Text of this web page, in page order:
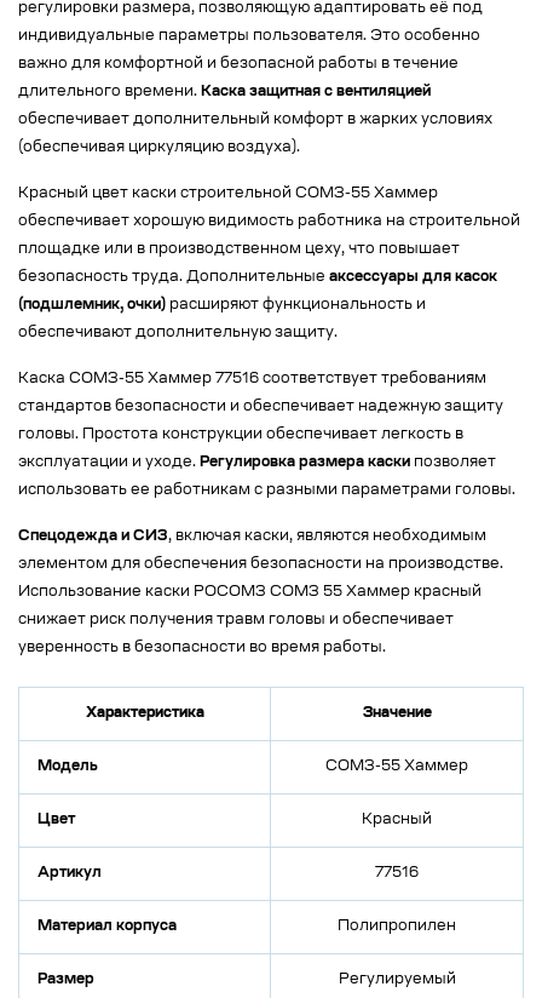
регулировки размера, позволяющую адаптировать её под
индивидуальные параметры пользователя. Это особенно
важно для комфортной и безопасной работы в течение
длительного времени. Каска защитная с вентиляцией
обеспечивает дополнительный комфорт в жарких условиях
(обеспечивая циркуляцию воздуха).
Красный цвет каски строительной СОМЗ-55 Хаммер
обеспечивает хорошую видимость работника на строительной
площадке или в производственном цеху, что повышает
безопасность труда. Дополнительные аксессуары для касок
(подшлемник, очки) расширяют функциональность и
обеспечивают дополнительную защиту.
Каска СОМЗ-55 Хаммер 77516 соответствует требованиям
стандартов безопасности и обеспечивает надежную защиту
головы. Простота конструкции обеспечивает легкость в
эксплуатации и уходе. Регулировка размера каски позволяет
использовать ее работникам с разными параметрами головы.
Спецодежда и СИЗ, включая каски, являются необходимым
элементом для обеспечения безопасности на производстве.
Использование каски РОСОМЗ СОМЗ 55 Хаммер красный
снижает риск получения травм головы и обеспечивает
уверенность в безопасности во время работы.
Характеристика Значение
Модель СОМЗ-55 Хаммер
Цвет Красный
Артикул 77516
Материал корпуса Полипропилен
Размер Регулируемый